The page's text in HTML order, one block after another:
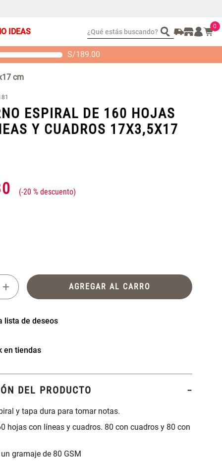
IDEAS ¿Qué estás buscando? 0
S/189.00
cm
ESPIRAL DE 160 HOJAS
Y CUADROS 17X3,5X17
-20 %
+ AGREGAR AL CARRO
en tiendas
DEL PRODUCTO
y tapa dura para tomar notas.
hojas con líneas y cuadros. 80 con cuadros y 80 con
gramaje de 80 GSM